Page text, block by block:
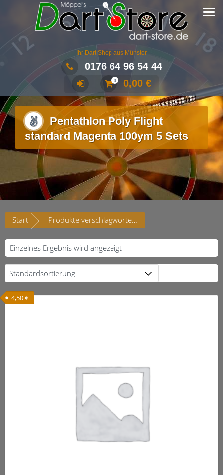
Ihr Dart Shop aus Münster
0176 64 96 54 44
0 0,00 €
Pentathlon Poly Flight
standard Magenta 100ym 5 Sets
Start Produkte verschlagwortet mit „Pentathlon Poly Flight standard Magenta 100ym 5 Sets“
Einzelnes Ergebnis wird angezeigt
4,50€